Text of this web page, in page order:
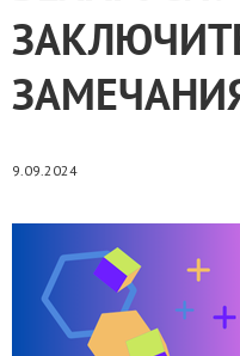
9.09.2024